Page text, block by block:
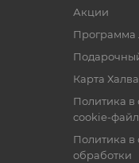
Акции
Программа
Карта Халва
Политика
cookie-
Политика
обработки